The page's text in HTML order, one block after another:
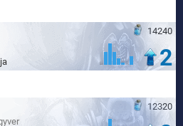
14240
2
12320